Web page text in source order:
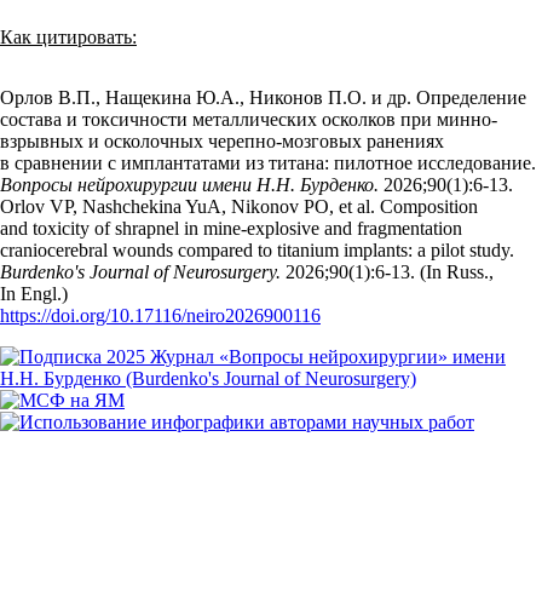
Как цитировать:
Орлов В.П., Нащекина Ю.А., Никонов П.О. и др. Определение
состава и токсичности металлических осколков при минно-
взрывных и осколочных черепно-мозговых ранениях
в сравнении с имплантатами из титана: пилотное исследование.
Вопросы нейрохирургии имени Н.Н. Бурденко. 2026;90(1):6‑13.
Orlov VP, Nashchekina YuA, Nikonov PO, et al. Composition
and toxicity of shrapnel in mine-explosive and fragmentation
craniocerebral wounds compared to titanium implants: a pilot study.
Burdenko's Journal of Neurosurgery. 2026;90(1):6‑13. (In Russ.,
In Engl.)
https://doi.org/10.17116/neiro2026900116